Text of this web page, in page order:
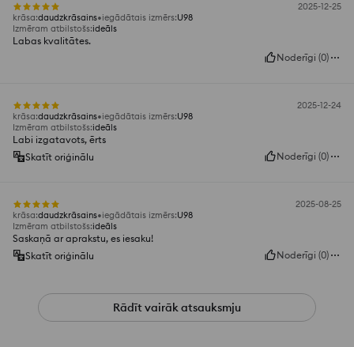
2025-12-25
krāsa:daudzkrāsains iegādātais izmērs:U98
Izmēram atbilstošs:ideāls
Labas kvalitātes.
Noderīgi (0)
2025-12-24
krāsa:daudzkrāsains iegādātais izmērs:U98
Izmēram atbilstošs:ideāls
Labi izgatavots, ērts
Skatīt oriģinālu
Noderīgi (0)
2025-08-25
krāsa:daudzkrāsains iegādātais izmērs:U98
Izmēram atbilstošs:ideāls
Saskaņā ar aprakstu, es iesaku!
Skatīt oriģinālu
Noderīgi (0)
Rādīt vairāk atsauksmju